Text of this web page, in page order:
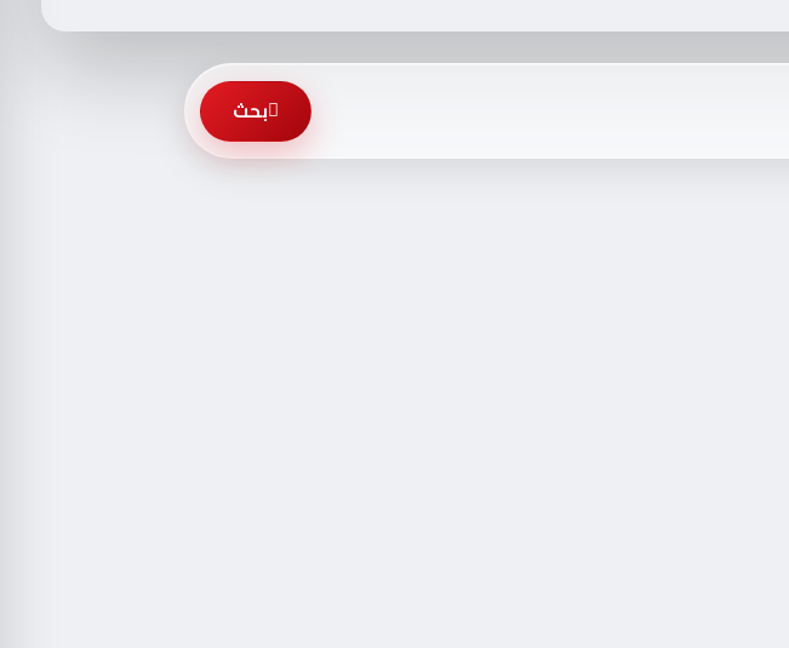
بحث